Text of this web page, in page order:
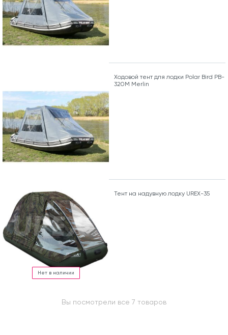
Ходовой тент для лодки Polar Bird PB-
320M Merlin
Нет в наличии
Тент на надувную лодку UREX-35
Вы посмотрели все 7 товаров